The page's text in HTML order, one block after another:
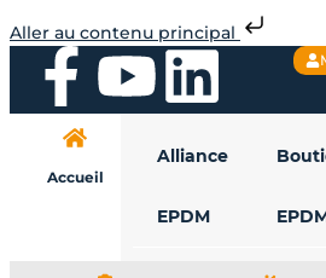
Aller au contenu principal
au
contenuF
a
c
Y
o
u
L
i
n
Accueil
Alliance
EPDM